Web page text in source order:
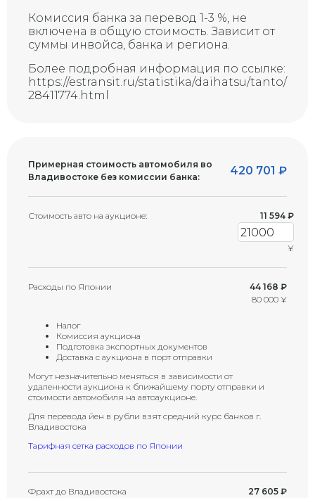
Скол на стекле (возможна
Комиссия банка за перевод 1-3 %, не
включена в общую стоимость. Зависит от
суммы инвойса, банка и региона.
Более подробная информация по ссылке:
https://estransit.ru/statistika/daihatsu/tanto/
28411774.html
Примерная стоимость автомобиля во
Владивостоке без комиссии банка:
420 701 ₽
Стоимость авто на аукционе: 11 594 ₽
¥
Расходы по Японии
44 168 ₽
80 000 ¥
Налог
Комиссия аукциона
Подготовка экспортных документов
Доставка с аукциона в порт отправки
Могут незначительно меняться в зависимости от
удаленности аукциона к ближайшему порту отправки и
стоимости автомобиля на автоаукционе.
Для перевода йен в рубли взят средний курс банков г.
Владивостока
Тарифная сетка расходов по Японии
Фрахт до Владивостока
27 605 ₽